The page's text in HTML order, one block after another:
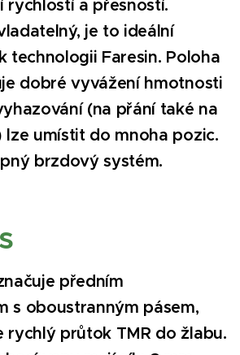
rychlostí a přesností.
je to ideální
technologii Faresin. Poloha
dobré vyvážení hmotnosti
(na přání také na
lze umístit do mnoha pozic.
brzdový systém.
předním
s oboustranným pásem,
rychlý průtok TMR do žlabu.